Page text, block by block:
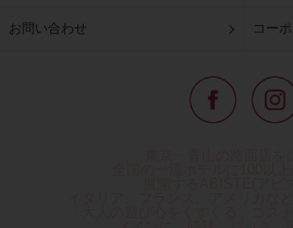
お問い合わせ コー